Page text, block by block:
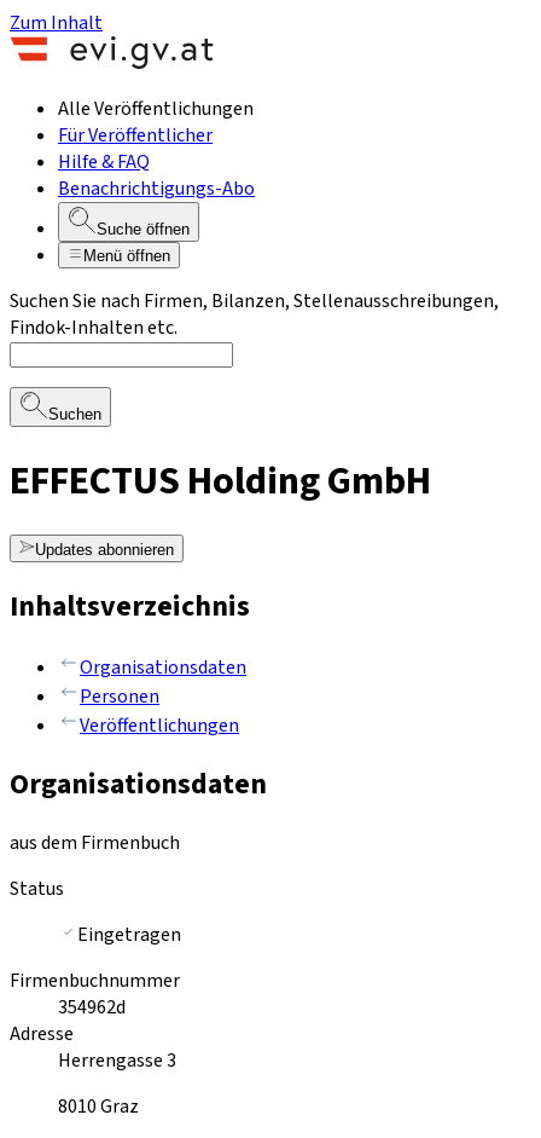
Zum Inhalt
Alle Veröffentlichungen
Für Veröffentlicher
Hilfe & FAQ
Benachrichtigungs-Abo
Suche öffnen
Menü öffnen
Suchen Sie nach Firmen, Bilanzen, Stellenausschreibungen,
Findok-Inhalten etc.
Suchen
EFFECTUS Holding GmbH
Updates abonnieren
Inhaltsverzeichnis
Organisationsdaten
Personen
Veröffentlichungen
Organisationsdaten
aus dem Firmenbuch
Status
Eingetragen
Firmenbuchnummer
354962d
Adresse
Herrengasse 3
8010Graz